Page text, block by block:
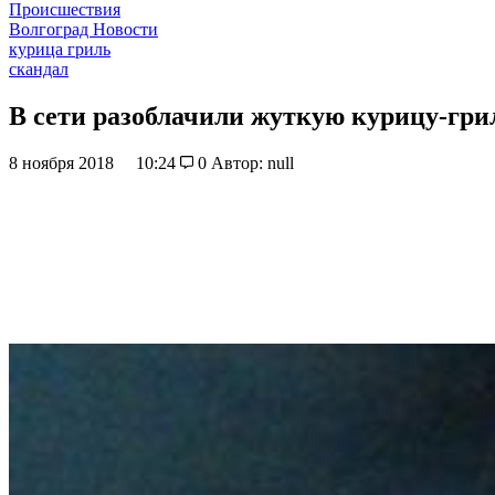
Происшествия
Волгоград Новости
курица гриль
скандал
В сети разоблачили жуткую курицу-
8 ноября 2018 10:24 0 Автор: null